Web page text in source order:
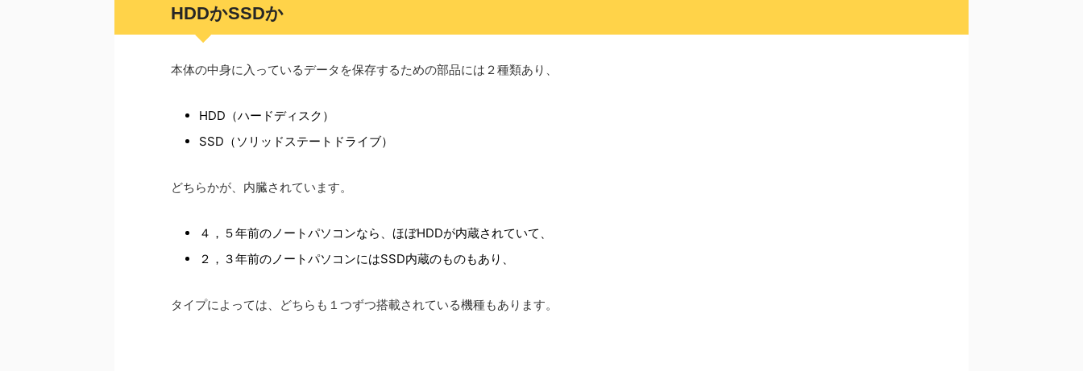
HDDかSSDか
本体の中身に入っているデータを保存するための部品には２種類あり、
HDD（ハードディスク）
SSD（ソリッドステートドライブ）
どちらかが、内臓されています。
４，５年前のノートパソコンなら、ほぼHDDが内蔵されていて、
２，３年前のノートパソコンにはSSD内蔵のものもあり、
タイプによっては、どちらも１つずつ搭載されている機種もあります。